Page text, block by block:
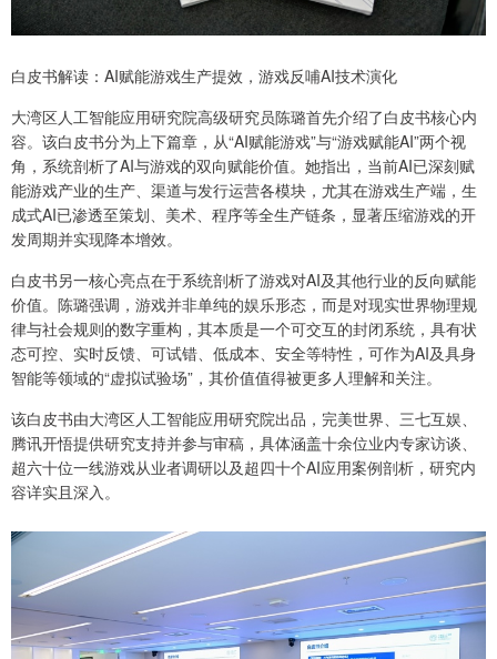
白皮书解读：AI赋能游戏生产提效，游戏反哺AI技术演化
大湾区人工智能应用研究院高级研究员陈璐首先介绍了白皮书核心内
容。该白皮书分为上下篇章，从“AI赋能游戏”与“游戏赋能AI”两个视
角，系统剖析了AI与游戏的双向赋能价值。她指出，当前AI已深刻赋
能游戏产业的生产、渠道与发行运营各模块，尤其在游戏生产端，生
成式AI已渗透至策划、美术、程序等全生产链条，显著压缩游戏的开
发周期并实现降本增效。
白皮书另一核心亮点在于系统剖析了游戏对AI及其他行业的反向赋能
价值。陈璐强调，游戏并非单纯的娱乐形态，而是对现实世界物理规
律与社会规则的数字重构，其本质是一个可交互的封闭系统，具有状
态可控、实时反馈、可试错、低成本、安全等特性，可作为AI及具身
智能等领域的“虚拟试验场”，其价值值得被更多人理解和关注。
该白皮书由大湾区人工智能应用研究院出品，完美世界、三七互娱、
腾讯开悟提供研究支持并参与审稿，具体涵盖十余位业内专家访谈、
超六十位一线游戏从业者调研以及超四十个AI应用案例剖析，研究内
容详实且深入。